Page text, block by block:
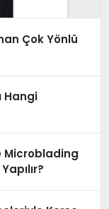
Çok Yönlü
Hangi
Microblading